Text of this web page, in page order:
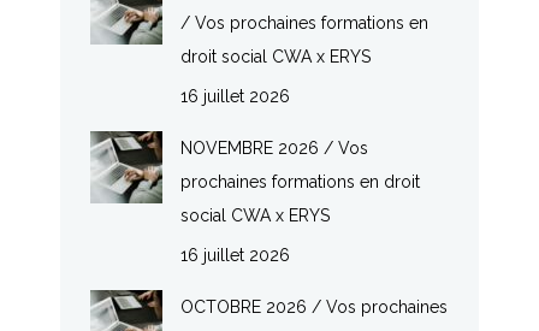
/ Vos prochaines formations en
droit social CWA x ERYS
16 juillet 2026
NOVEMBRE 2026 / Vos
prochaines formations en droit
social CWA x ERYS
16 juillet 2026
OCTOBRE 2026 / Vos prochaines